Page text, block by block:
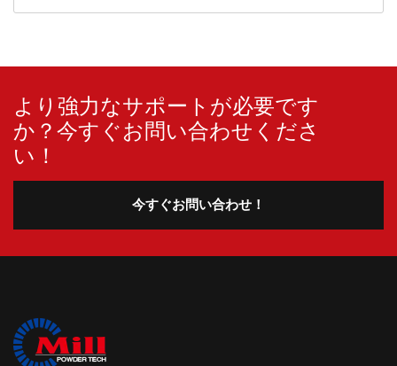
より強力なサポートが必要です
か？今すぐお問い合わせくださ
い！
今すぐお問い合わせ！